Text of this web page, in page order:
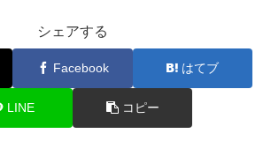
シェアする
Facebook はてブ
LINE コピー